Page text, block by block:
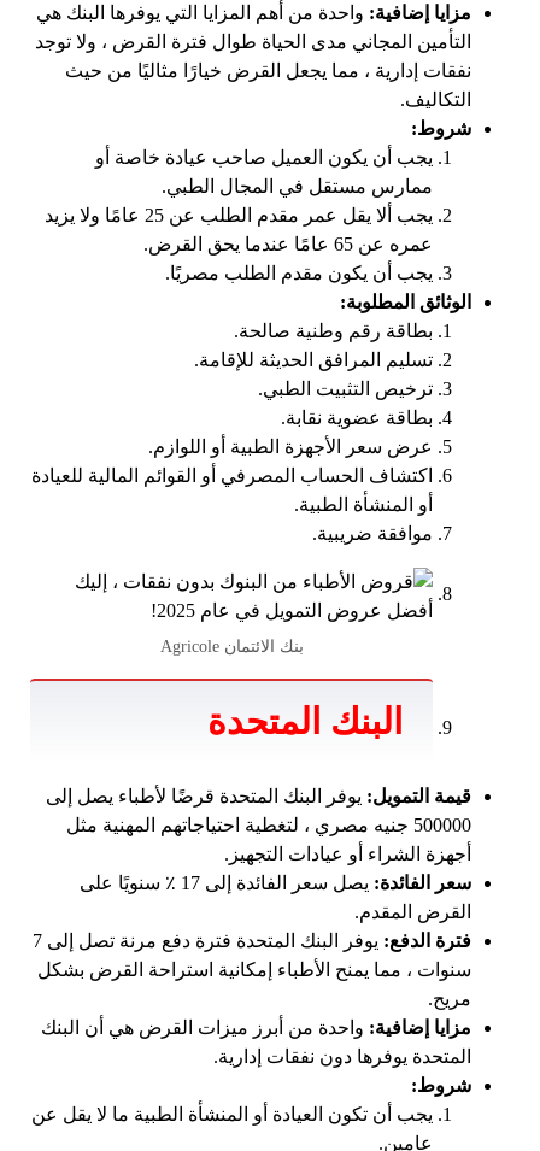
مزايا إضافية: واحدة من أهم المزايا التي يوفرها البنك هي
التأمين المجاني مدى الحياة طوال فترة القرض ، ولا توجد
نفقات إدارية ، مما يجعل القرض خيارًا مثاليًا من حيث
التكاليف.
شروط:
يجب أن يكون العميل صاحب عيادة خاصة أو
ممارس مستقل في المجال الطبي.
يجب ألا يقل عمر مقدم الطلب عن 25 عامًا ولا يزيد
عمره عن 65 عامًا عندما يحق القرض.
يجب أن يكون مقدم الطلب مصريًا.
الوثائق المطلوبة:
بطاقة رقم وطنية صالحة.
تسليم المرافق الحديثة للإقامة.
ترخيص التثبيت الطبي.
بطاقة عضوية نقابة.
عرض سعر الأجهزة الطبية أو اللوازم.
اكتشاف الحساب المصرفي أو القوائم المالية للعيادة
أو المنشأة الطبية.
موافقة ضريبية.
بنك الائتمان Agricole
البنك المتحدة
قيمة التمويل: يوفر البنك المتحدة قرضًا لأطباء يصل إلى
500000 جنيه مصري ، لتغطية احتياجاتهم المهنية مثل
أجهزة الشراء أو عيادات التجهيز.
سعر الفائدة:
يصل سعر الفائدة إلى 17 ٪ سنويًا على
القرض المقدم.
فترة الدفع:
يوفر البنك المتحدة فترة دفع مرنة تصل إلى 7
سنوات ، مما يمنح الأطباء إمكانية استراحة القرض بشكل
مريح.
مزايا إضافية: واحدة من أبرز ميزات القرض هي أن البنك
المتحدة يوفرها دون نفقات إدارية.
شروط:
يجب أن تكون العيادة أو المنشأة الطبية ما لا يقل عن
عامين.